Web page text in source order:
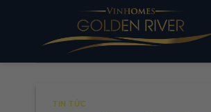
dung
TIN TỨC